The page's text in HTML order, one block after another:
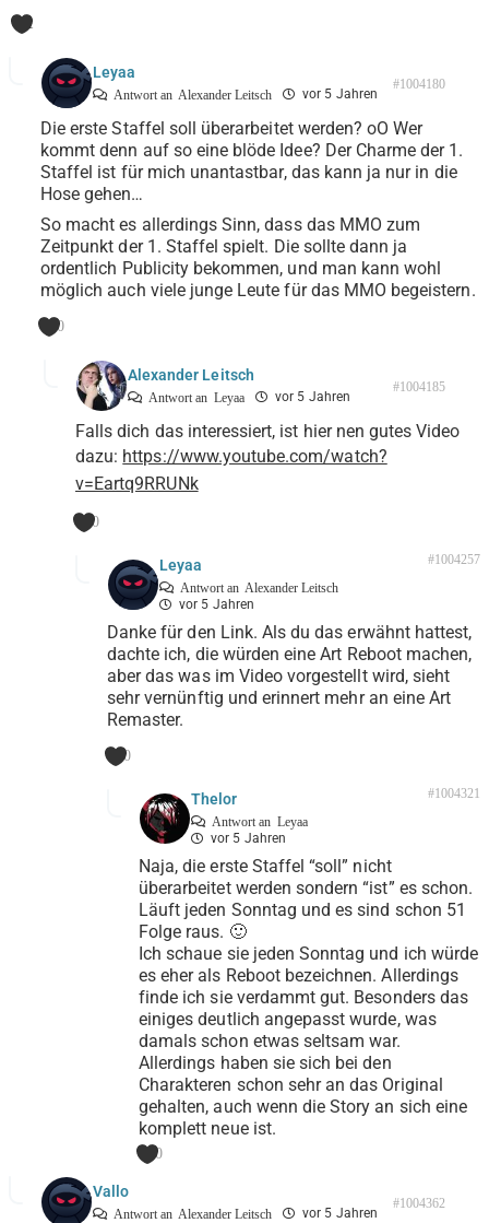
1
Leyaa
Antwort an Alexander Leitsch vor 5 Jahren
#1004180
Die erste Staffel soll überarbeitet werden? oO Wer
kommt denn auf so eine blöde Idee? Der Charme der 1.
Staffel ist für mich unantastbar, das kann ja nur in die
Hose gehen…
So macht es allerdings Sinn, dass das MMO zum
Zeitpunkt der 1. Staffel spielt. Die sollte dann ja
ordentlich Publicity bekommen, und man kann wohl
möglich auch viele junge Leute für das MMO begeistern.
0
Alexander Leitsch
Antwort an Leyaa vor 5 Jahren
#1004185
Falls dich das interessiert, ist hier nen gutes Video
dazu: https://www.youtube.com/watch?
v=Eartq9RRUNk
0
Leyaa
Antwort an Alexander Leitsch
vor 5 Jahren
#1004257
Danke für den Link. Als du das erwähnt hattest,
dachte ich, die würden eine Art Reboot machen,
aber das was im Video vorgestellt wird, sieht
sehr vernünftig und erinnert mehr an eine Art
Remaster.
0
Thelor
Antwort an Leyaa
vor 5 Jahren
#1004321
Naja, die erste Staffel “soll” nicht
überarbeitet werden sondern “ist” es schon.
Läuft jeden Sonntag und es sind schon 51
Folge raus. 🙂
Ich schaue sie jeden Sonntag und ich würde
es eher als Reboot bezeichnen. Allerdings
finde ich sie verdammt gut. Besonders das
einiges deutlich angepasst wurde, was
damals schon etwas seltsam war.
Allerdings haben sie sich bei den
Charakteren schon sehr an das Original
gehalten, auch wenn die Story an sich eine
komplett neue ist.
0
Vallo
Antwort an Alexander Leitsch vor 5 Jahren
#1004362